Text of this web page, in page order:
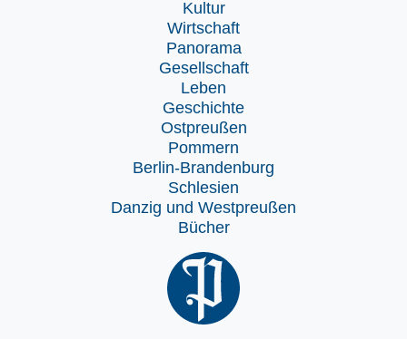
Kultur
Wirtschaft
Panorama
Gesellschaft
Leben
Geschichte
Ostpreußen
Pommern
Berlin-Brandenburg
Schlesien
Danzig und Westpreußen
Bücher